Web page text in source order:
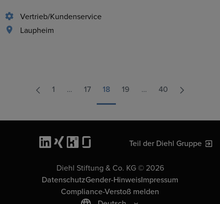
Vertrieb/Kundenservice
Laupheim
1 … 17 18 19 … 40
Teil der Diehl Gruppe
Diehl Stiftung & Co. KG © 2026
DatenschutzGender-HinweisImpressum
Compliance-Verstoß melden